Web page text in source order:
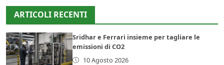
ARTICOLI RECENTI
Sridhar e Ferrari insieme per tagliare le
emissioni di CO2
10 Agosto 2026